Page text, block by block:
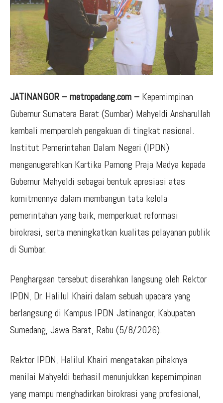
JATINANGOR – metropadang.com – Kepemimpinan
Gubernur Sumatera Barat (Sumbar) Mahyeldi Ansharullah
kembali memperoleh pengakuan di tingkat nasional.
Institut Pemerintahan Dalam Negeri (IPDN)
menganugerahkan Kartika Pamong Praja Madya kepada
Gubernur Mahyeldi sebagai bentuk apresiasi atas
komitmennya dalam membangun tata kelola
pemerintahan yang baik, memperkuat reformasi
birokrasi, serta meningkatkan kualitas pelayanan publik
di Sumbar.
Penghargaan tersebut diserahkan langsung oleh Rektor
IPDN, Dr. Halilul Khairi dalam sebuah upacara yang
berlangsung di Kampus IPDN Jatinangor, Kabupaten
Sumedang, Jawa Barat, Rabu (5/8/2026).
Rektor IPDN, Halilul Khairi mengatakan pihaknya
menilai Mahyeldi berhasil menunjukkan kepemimpinan
yang mampu menghadirkan birokrasi yang profesional,